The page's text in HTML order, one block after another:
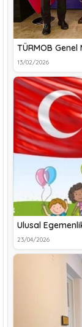
TÜRMOB
13/02/2026
Ulusal
23/04/2026